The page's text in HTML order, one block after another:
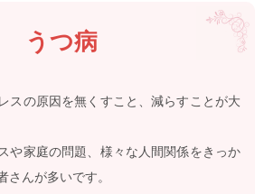
v
うつ病
スの原因を無くすこと、減らすことが大
や家庭の問題、様々な人間関係をきっか
さんが多いです。